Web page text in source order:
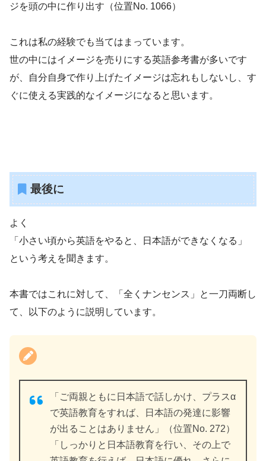
ジを頭の中に作り出す（位置No. 1066）
これは私の経験でも当てはまっています。
世の中にはイメージを売りにする英語参考書が多いです
が、自分自身で作り上げたイメージは忘れもしないし、す
ぐに使える実践的なイメージになると思います。
最後に
よく
「小さい頃から英語をやると、日本語ができなくなる」
という考えを聞きます。
本書ではこれに対して、「全くナンセンス」と一刀両断し
て、以下のように説明しています。
「ご両親ともに日本語で話しかけ、プラスα
で英語教育をすれば、日本語の発達に影響
が出ることはありません」（位置No. 272）
「しっかりと日本語教育を行い、その上で